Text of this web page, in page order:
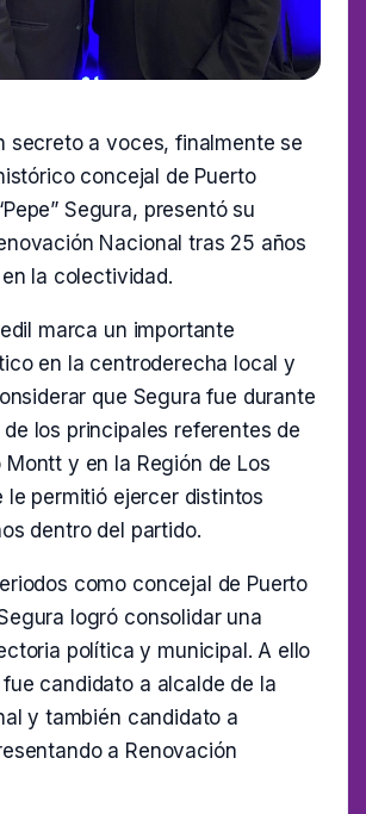
secreto a voces, finalmente se
concejal de Puerto
Segura, presentó su
Nacional tras 25 años
la colectividad.
marca un importante
en la centroderecha local y
que Segura fue durante
los principales referentes de
Montt y en la Región de Los
le permitió ejercer distintos
dentro del partido.
como concejal de Puerto
logró consolidar una
política y municipal. A ello
candidato a alcalde de la
y también candidato a
a Renovación